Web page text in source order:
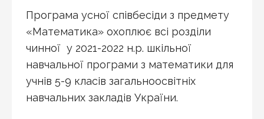
Програма усної співбесіди з предмету
«Математика» охоплює всі розділи
чинної у 2021-2022 н.р. шкільної
навчальної програми з математики для
учнів 5-9 класів загальноосвітніх
навчальних закладів України.